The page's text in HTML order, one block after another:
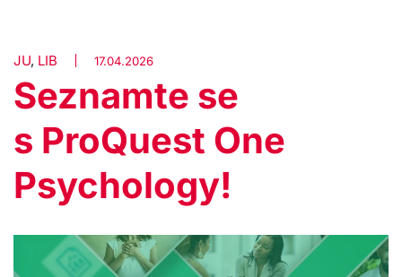
JU, LIB 17.04.2026
Seznamte se
s ProQuest One
Psychology!